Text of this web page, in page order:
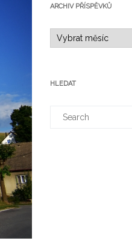
ARCHIV PŘÍSPĚVKŮ
HLEDAT